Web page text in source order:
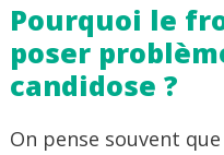
Pourquoi le
poser
candidose ?
On pense souvent que